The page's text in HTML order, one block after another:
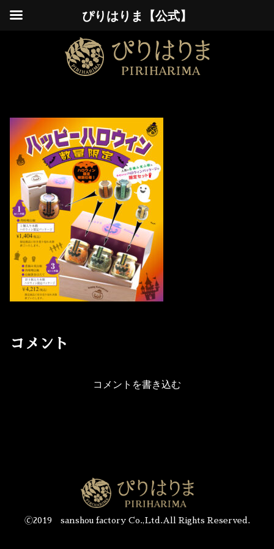
コメント
コメントを書き込む
🄫2019 sanshou factory Co.,Ltd.All Rights Reserved.
ぴりはりま【公式】